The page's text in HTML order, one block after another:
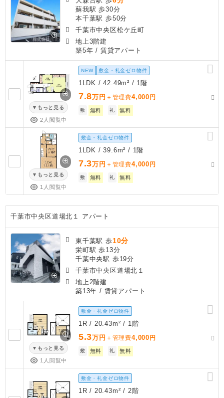
蘇我駅 歩30分
本千葉駅 歩50分
千葉市中央区松ケ丘町
地上3階建
築5年 / 賃貸アパート
もっと見る
2人閲覧中
NEW 敷金・礼金ゼロ物件
1LDK / 42.49m² / 1階
7.8万円 ＋管理費4,000 円
敷 無料 礼 無料
もっと見る
1人閲覧中
敷金・礼金ゼロ物件
1LDK / 39.6m² / 1階
7.3万円 ＋管理費4,000 円
敷 無料 礼 無料
千葉市中央区道場北１ アパート
東千葉駅 歩10分
栄町駅 歩13分
千葉中央駅 歩19分
千葉市中央区道場北１
地上2階建
築13年 / 賃貸アパート
もっと見る
1人閲覧中
敷金・礼金ゼロ物件
1R / 20.43m² / 1階
5.3万円 ＋管理費4,000 円
敷 無料 礼 無料
敷金・礼金ゼロ物件
1R / 20.43m² / 2階